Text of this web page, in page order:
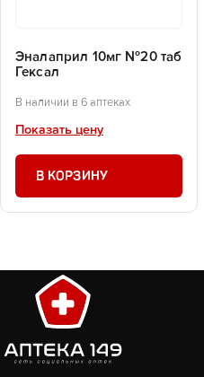
Эналаприл 10мг №20 таб
Гексал
В наличии в 6 аптеках
Показать цену
В КОРЗИНУ